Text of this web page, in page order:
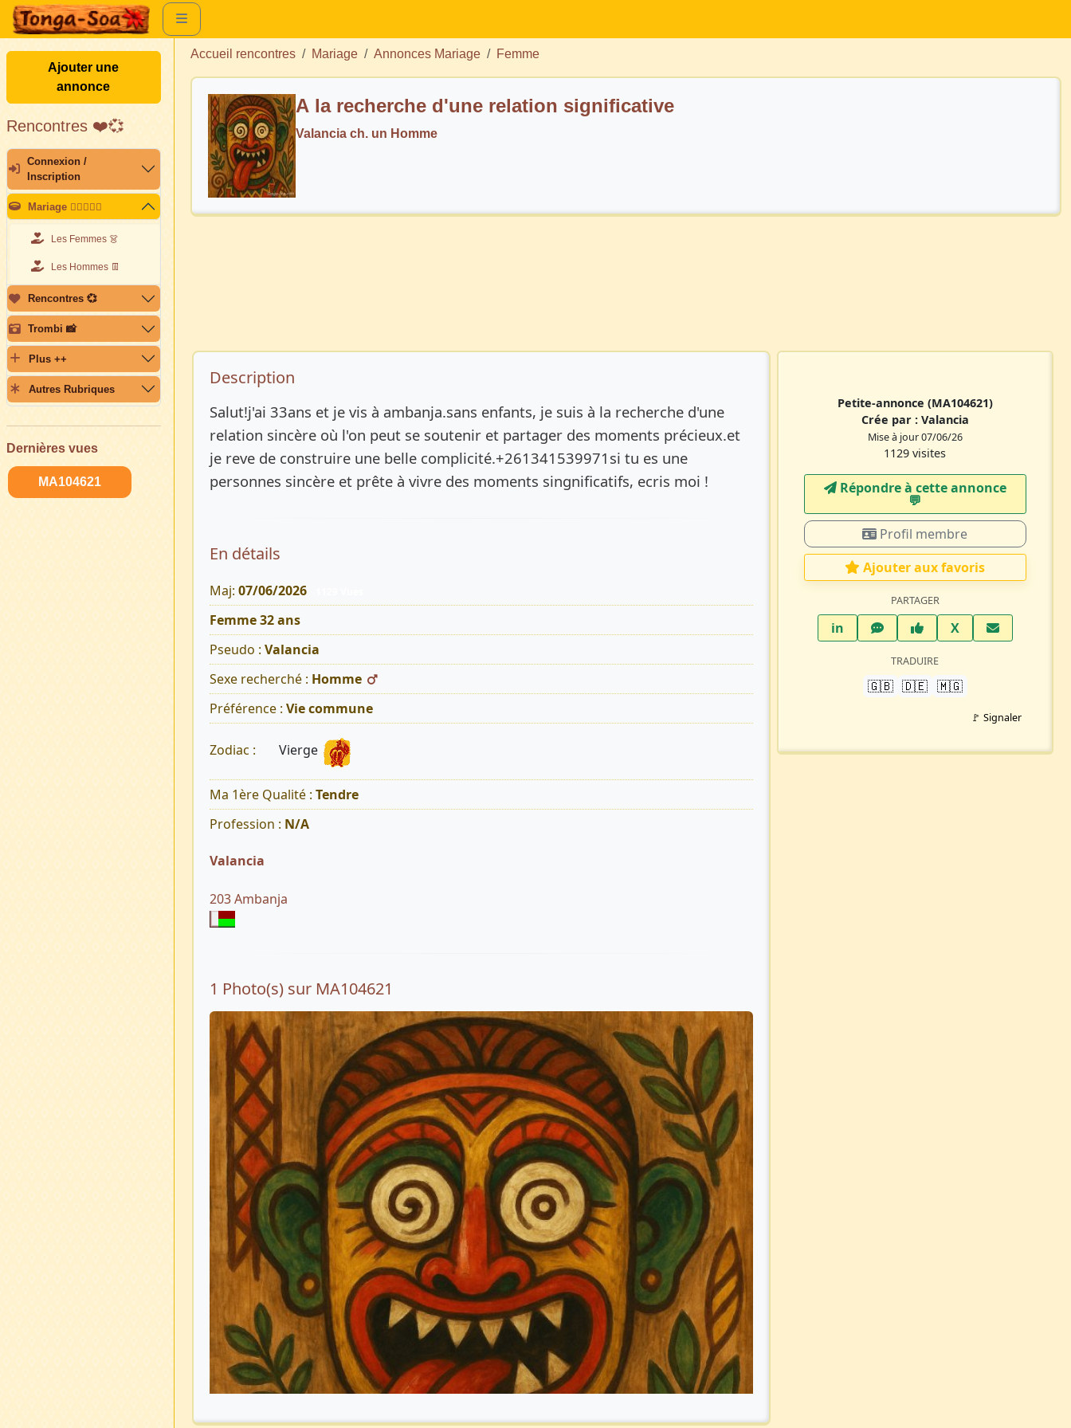
Ajouter une
annonce
Rencontres ❤️💞
Connexion /
Inscription
Mariage 👩🏽‍❤️‍👨🏽
Les Femmes 👗
Les Hommes 👖
Rencontres 💞
Trombi 📸
Plus ++
Autres Rubriques
Dernières vues
MA104621
Accueil rencontres Mariage Annonces Mariage Femme
A la recherche d'une relation significative
Valancia ch. un Homme
Description de l’annonce
Description
Salut!j'ai 33ans et je vis à ambanja.sans enfants, je suis à la recherche d'une
relation sincère où l'on peut se soutenir et partager des moments précieux.et
je reve de construire une belle complicité.+261341539971si tu es une
personnes sincère et prête à vivre des moments singnificatifs, ecris moi !
En détails
Maj: 07/06/2026
Femme 32 ans
Pseudo : Valancia
Sexe recherché : Homme
Préférence : Vie commune
Zodiac : Vierge
Ma 1ère Qualité : Tendre
Profession : N/A
Valancia
203 Ambanja
1 Photo(s) sur MA104621
Petite-annonce (MA104621)
Crée par : Valancia
Mise à jour 07/06/26
1129 visites
Répondre à cette annonce
💬​
Profil membre
Ajouter aux favoris
PARTAGER
inLinkedInWhatsAppFacebook
XTwitter X
TRADUIRE
🇬🇧 🇩🇪 🇲🇬
🚩 Signaler